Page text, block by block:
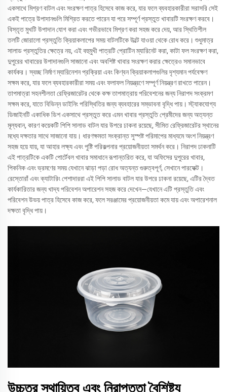
একসাথে মিশ্রণ বাটল এবং সংরক্ষণ পাত্র হিসেবে কাজ করে, যার ফলে ব্যবহারকারীরা সরাসরি সেই
একই পাত্রে উপাদানগুলি মিশ্রিত করতে পারেন যা পরে সম্পূর্ণ প্রস্তুত খাবারটি সংরক্ষণ করবে।
বিস্তৃত মুখটি উপাদান যোগ করা এবং গভীরভাবে মিশ্রণ করা সহজ করে দেয়, আর স্থিতিশীল
তলটি জোরালো প্রস্তুতি ক্রিয়াকলাপের সময় বাটলটিকে উল্টে যাওয়া থেকে রোধ করে। শুধুমাত্র
সালাড প্রস্তুতির ক্ষেত্রে নয়, এই বহুমুখী পাত্রটি প্রোটিন ম্যারিনেট করা, কাটা ফল সংরক্ষণ করা,
দুপুরের খাবারের উপাদানগুলি সাজানো এবং অবশিষ্ট খাবার সংরক্ষণ করার ক্ষেত্রেও সমানভাবে
কার্যকর। স্বচ্ছ নির্মাণ ম্যারিনেশন প্রক্রিয়া এবং কিণ্বন ক্রিয়াকলাপগুলির দৃশ্যমান পর্যবেক্ষণ
সক্ষম করে, যার ফলে ব্যবহারকারীরা সময় এবং ফলাফল নিয়ন্ত্রণে সম্পূর্ণ নিয়ন্ত্রণ রাখতে পারেন।
তাপমাত্রা সহনশীলতা রেফ্রিজারেটর থেকে কক্ষ তাপমাত্রায় পরিবেশনের জন্য নিরাপদ সংক্রমণ
সক্ষম করে, যাতে বিভিন্ন ডাইনিং পরিস্থিতির জন্য ব্যবহারের সম্ভাবনা বৃদ্ধি পায়। স্ট্যাকযোগ্য
ডিজাইনটি একাধিক ডিশ একসাথে প্রস্তুত করে এমন খাবার প্রস্তুতি প্রেমীদের জন্য অত্যন্ত
মূল্যবান, কারণ কয়েকটি পিপি সালাড বাটল যার উপরে ঢাকনা রয়েছে, সীমিত রেফ্রিজারেটর স্থানের
মধ্যে দক্ষতার সাথে সাজানো যায়। ধারণক্ষমতা সংক্রান্ত সুস্পষ্ট পরিমাপের মাধ্যমে অংশ নিয়ন্ত্রণ
সহজ হয়ে যায়, যা আহার লক্ষ্য এবং পুষ্টি পরিকল্পনার প্রয়োজনীয়তা সমর্থন করে। নিরাপদ ঢাকনাটি
এই পাত্রটিকে একটি পোর্টেবল খাবার সমাধানে রূপান্তরিত করে, যা অফিসের দুপুরের খাবার,
পিকনিক এবং ভ্রমণের সময় যেখানে ঝাড়া পড়া রোধ অত্যন্ত গুরুত্বপূর্ণ, সেখানে পারফেক্ট।
রেস্তোরাঁ এবং ক্যাটারিং পেশাদাররা এই পিপি সালাড বাটল যার উপরে ঢাকনা রয়েছে, এটির দ্বৈত
কার্যকারিতার জন্য খাদ্য পরিবেশন অপারেশন সহজ করে দেখেন—যেখানে এটি প্রস্তুতি এবং
পরিবেশন উভয় পাত্র হিসেবে কাজ করে, ফলে সরঞ্জামের প্রয়োজনীয়তা কমে যায় এবং অপারেশনাল
দক্ষতা বৃদ্ধি পায়।
উচ্চতর স্থায়িত্ব এবং নিরাপত্তা বৈশিষ্ট্য